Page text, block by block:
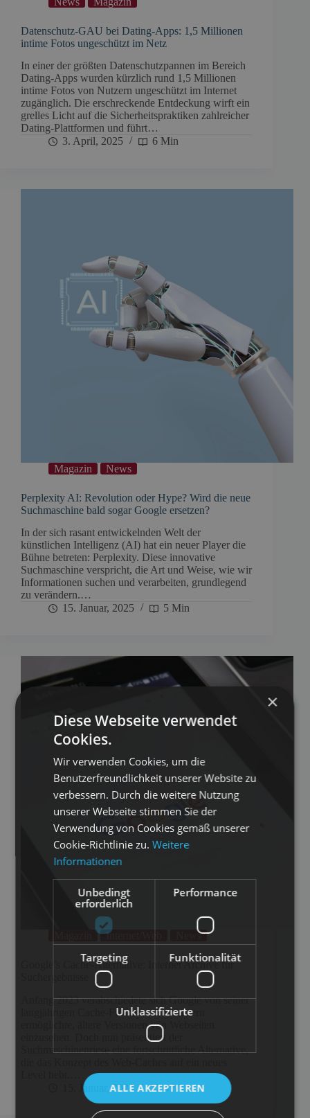
Datenschutz-GAU bei Dating-Apps: 1,5 Millionen
intime Fotos ungeschützt im Netz
In einer der größten Datenschutzpannen im Bereich
Dating-Apps wurden kürzlich rund 1,5 Millionen
intime Fotos von Nutzern ungeschützt im Internet
zugänglich. Die erschreckende Entdeckung wirft ein
grelles Licht auf die Sicherheitspraktiken zahlreicher
Dating-Plattformen und führt…
3. April, 2025
6 Min
Magazin News
Perplexity AI: Revolution oder Hype? Wird die neue
Suchmaschine bald sogar Google ersetzen?
In der sich rasant entwickelnden Welt der
künstlichen Intelligenz (AI) hat ein neuer Player die
Bühne betreten: Perplexity. Diese innovative
Suchmaschine verspricht, die Art und Weise, wie wir
Informationen suchen und verarbeiten, grundlegend
zu verändern.…
15. Januar, 2025
5 Min
Internet/Web News
Google’s Cache-Alternative: Internet Archive für
Anfang 2023 verabschiedete sich Google von seiner
langjährigen Cache-Funktion, die Nutzern
ermöglichte, ältere Versionen von Webseiten
einzusehen. Doch nun präsentiert der
Suchmaschinenriese eine fortschrittliche Alternative,
15. Januar, 2025
4 Min
×
Diese Webseite verwendet
Cookies.
Wir verwenden Cookies, um die
Benutzerfreundlichkeit unserer Website zu
verbessern. Durch die weitere Nutzung
unserer Webseite stimmen Sie der
Verwendung von Cookies gemäß unserer
Cookie-Richtlinie zu.Weitere
Informationen
Unbedingt
erforderlich
Performance
Targeting Funktionalität
Unklassifizierte
ALLE AKZEPTIEREN